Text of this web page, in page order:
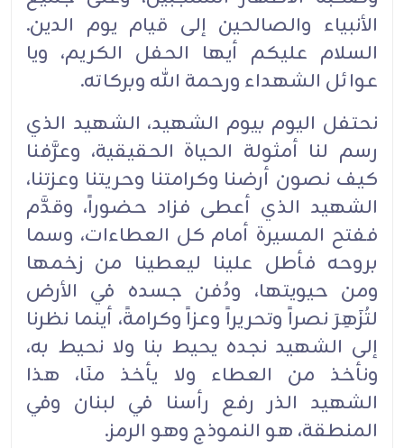
الأنبياء والصالحين إلى قيام يوم الدين.
السلام عليكم أيها الحفل الكريم، ويا
عوائل الشهداء ورحمة الله وبركاته.
نحتفل اليوم بيوم الشهيد، الشهيد الذي
رسم لنا أمثولة الحياة الحقيقية، وعرَّفنا
كيف نصون أرضنا وكرامتنا وحريتنا وعزتنا،
الشهيد الذي أعطى فزاد حضوراً، وقدَّم
ففتح المسيرة أمام كل العطاءات، وسما
بروحه فأطل علينا ليعطينا من زخمها
ومن حيويتها، ودُفن جسده في الأرض
لتُزَهِرَ نصراً وتحريراً وعزاً وكرامةً، أينما نظرنا
إلى الشهيد نجده يحيط بنا ولا نحيط به،
ونأخذ من العطاء ولا يأخذ منَا، هذا
الشهيد الذر رفع رأسنا في لبنان وفي
المنطقة، هو النموذج وهو الرمز.